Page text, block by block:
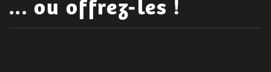
d'Ariane
... ou offrez-les !